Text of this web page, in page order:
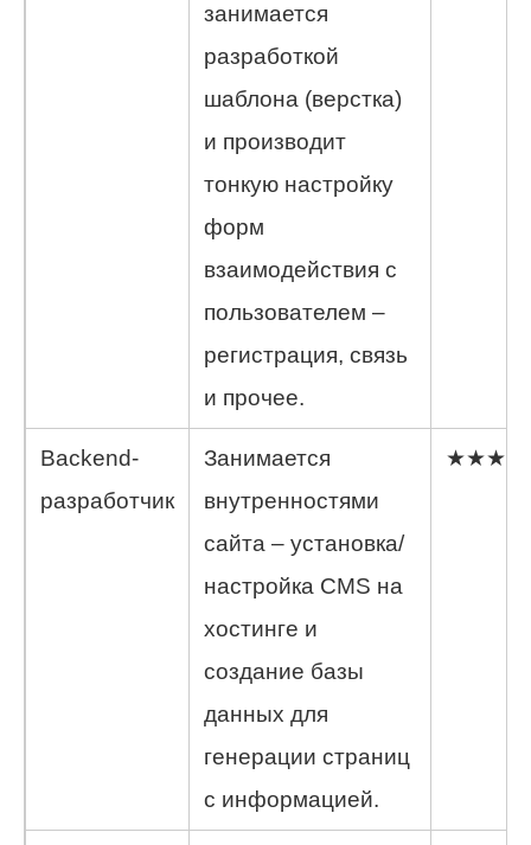
занимается
разработкой
шаблона (верстка)
и производит
тонкую настройку
форм
взаимодействия с
пользователем –
регистрация, связь
и прочее.
Backend-
разработчик
Занимается
внутренностями
сайта – установка/
настройка CMS на
хостинге и
создание базы
данных для
генерации страниц
с информацией.